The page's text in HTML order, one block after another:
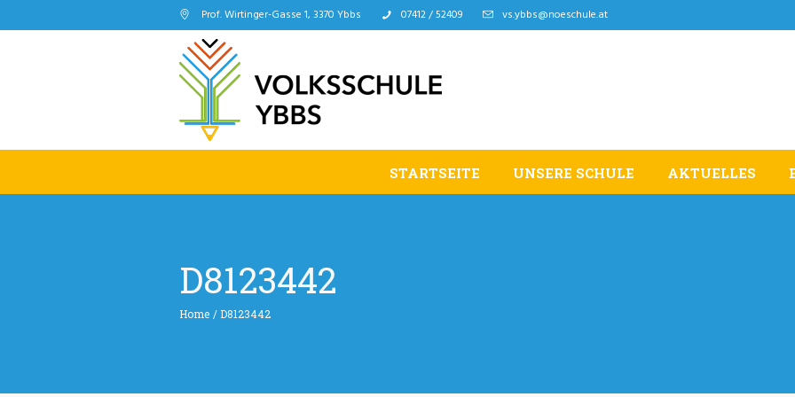
Prof. Wirtinger-Gasse 1, 3370 Ybbs 07412 / 52409 vs.ybbs@noeschule.at
STARTSEITE UNSERE SCHULE AKTUELLES
D8123442
Home /D8123442